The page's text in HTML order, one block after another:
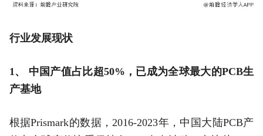
行业发展现状
1、 中国产值占比超50%，已成为全球最大的PCB生
产基地
根据Prismark的数据，2016-2023年，中国大陆PCB产